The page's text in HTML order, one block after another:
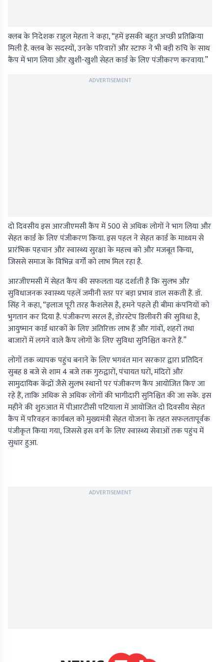
क्लब के निदेशक राहुल मेहता ने कहा, “हमें इसकी बहुत अच्छी प्रतिक्रिया
मिली है. क्लब के सदस्यों, उनके परिवारों और स्टाफ ने भी बड़ी रुचि के साथ
कैंप में भाग लिया और खुशी-खुशी सेहत कार्ड के लिए पंजीकरण करवाया.”
ADVERTISEMENT
दो दिवसीय इस आरजीएमसी कैंप में 500 से अधिक लोगों ने भाग लिया और
सेहत कार्ड के लिए पंजीकरण किया. इस पहल ने सेहत कार्ड के माध्यम से
प्रारंभिक पहचान और स्वास्थ्य सुरक्षा के महत्त्व को और मजबूत किया,
जिससे समाज के विभिन्न वर्गों को लाभ मिल रहा है.
आरजीएमसी में सेहत कैंप की सफलता यह दर्शाती है कि सुलभ और
सुविधाजनक स्वास्थ्य पहलें जमीनी स्तर पर बड़ा प्रभाव डाल सकती हैं. डॉ.
सिंह ने कहा, “इलाज पूरी तरह कैशलेस है, हमने पहले ही बीमा कंपनियों को
भुगतान कर दिया है. पंजीकरण सरल है, डोरस्टेप डिलीवरी की सुविधा है,
आयुष्मान कार्ड धारकों के लिए अतिरिक्त लाभ हैं और गांवों, शहरों तथा
बाजारों में लगने वाले कैंप लोगों के लिए सुविधा सुनिश्चित करते हैं.”
लोगों तक व्यापक पहुंच बनाने के लिए भगवंत मान सरकार द्वारा प्रतिदिन
सुबह 8 बजे से शाम 4 बजे तक गुरुद्वारों, पंचायत घरों, मंदिरों और
सामुदायिक केंद्रों जैसे सुलभ स्थानों पर पंजीकरण कैंप आयोजित किए जा
रहे हैं, ताकि अधिक से अधिक लोगों की भागीदारी सुनिश्चित की जा सके. इस
महीने की शुरुआत में पीआरटीसी पटियाला में आयोजित दो दिवसीय सेहत
कैंप में परिवहन कार्यबल को मुख्यमंत्री सेहत योजना के तहत सफलतापूर्वक
पंजीकृत किया गया, जिससे इस वर्ग के लिए स्वास्थ्य सेवाओं तक पहुंच में
सुधार हुआ.
ADVERTISEMENT